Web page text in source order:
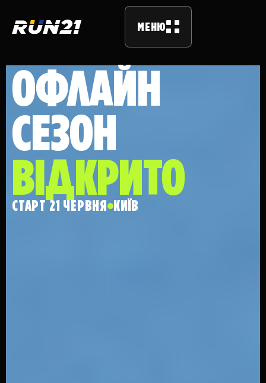
МЕНЮ
ОФЛАЙН
СЕЗОН
ВІДКРИТО
СТАРТ 21 ЧЕРВНЯ КИЇВ